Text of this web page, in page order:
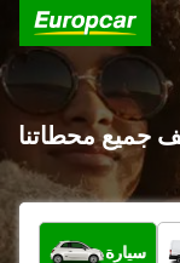
جميع محطاتنا
ما نوع المركبة؟
سيارة